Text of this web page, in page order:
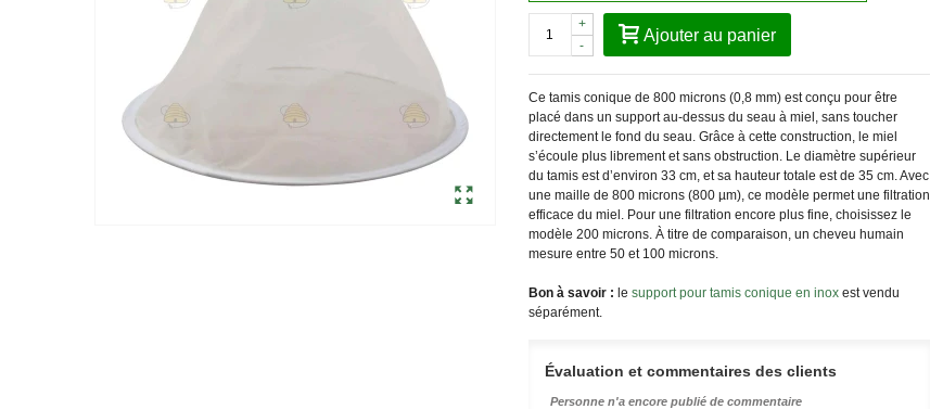
-
+
Ajouter au panier
Ce tamis conique de 800 microns (0,8 mm) est conçu pour être
placé dans un support au-dessus du seau à miel, sans toucher
directement le fond du seau. Grâce à cette construction, le miel
s’écoule plus librement et sans obstruction. Le diamètre supérieur
du tamis est d’environ 33 cm, et sa hauteur totale est de 35 cm. Avec
une maille de 800 microns (800 µm), ce modèle permet une filtration
efficace du miel. Pour une filtration encore plus fine, choisissez le
modèle 200 microns. À titre de comparaison, un cheveu humain
mesure entre 50 et 100 microns.
Bon à savoir : le support pour tamis conique en inoxest vendu
séparément.
Évaluation et commentaires des clients
Personne n'a encore publié de commentaire